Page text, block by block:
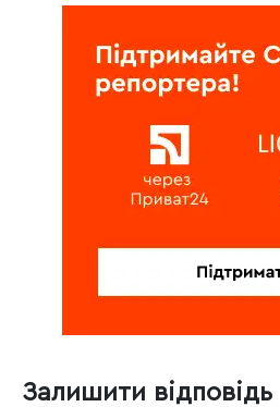
Залишити відповідь